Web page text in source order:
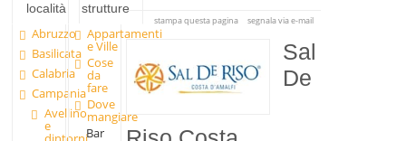
località
Abruzzo
Basilicata
Calabria
Campania
Avellino
e
strutture
Appartamenti
e Ville
Cose
da
fare
Dove
mangiare
Bar
stampa questa pagina segnala via e-mail
Sal
De